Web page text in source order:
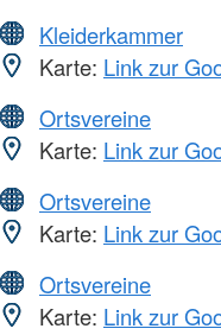
Kleiderkammer
Karte: Link zur
Ortsvereine
Karte: Link zur
Ortsvereine
Karte: Link zur
Ortsvereine
Karte: Link zur